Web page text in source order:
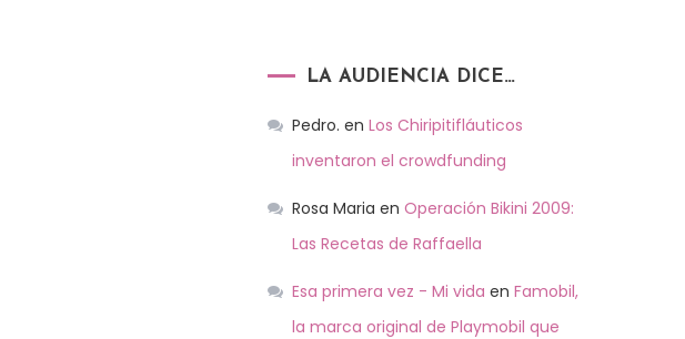
LA AUDIENCIA DICE…
Pedro. en Los Chiripitifláuticos
inventaron el crowdfunding
Rosa Maria en Operación Bikini 2009:
Las Recetas de Raffaella
Esa primera vez - Mi vida en Famobil,
la marca original de Playmobil que